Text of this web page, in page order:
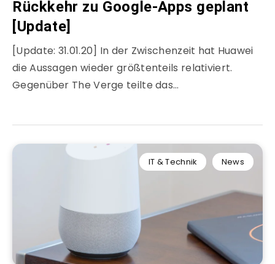
Rückkehr zu Google-Apps geplant
[Update]
[Update: 31.01.20] In der Zwischenzeit hat Huawei
die Aussagen wieder größtenteils relativiert.
Gegenüber The Verge teilte das…
IT & Technik News